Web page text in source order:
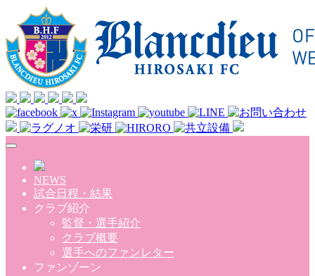
Skip to main content
NEWS
試合日程・結果
クラブ紹介
監督・選手紹介
クラブ概要
選手へのファンレター
ファンゾーン